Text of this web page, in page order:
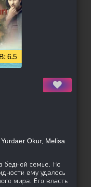
6.5
Okur, Melisa
бедной семье. Но
ему удалось
мира. Его власть